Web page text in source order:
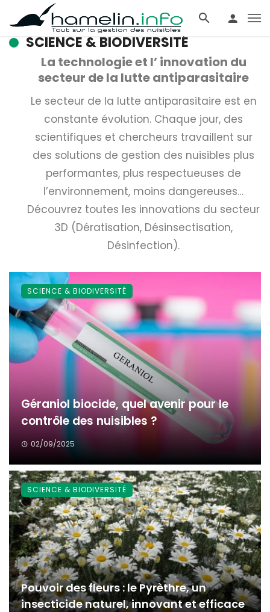
SCIENCE & BIODIVERSITÉ
La technologie et l’ innovation du
secteur de la lutte antiparasitaire
Le secteur de la lutte antiparasitaire est en
constante évolution. Chaque jour, des
scientifiques et chercheurs travaillent sur
des solutions de gestion des nuisibles plus
performantes, plus respectueuses de
l’environnement, moins dangereuses…
Découvrez toutes les innovations du secteur
3D (Dératisation, Désinsectisation,
Désinfection).
Géraniol biocide, quel avenir pour le
contrôle des nuisibles ?
02/09/2025
SCIENCE & BIODIVERSITÉ
Pouvoir des fleurs : le Pyrèthre, un
insecticide naturel, innovant et efficace
SCIENCE & BIODIVERSITÉ